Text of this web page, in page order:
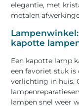
elegantie, met
metalen
kapotte
Een kapotte lamp
een favoriet stuk is
verlichting in huis.
lampen snel weer